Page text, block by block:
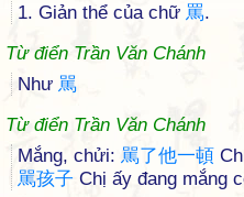
1. Giản thể của chữ 罵.
Từ điển Trần Văn Chánh
Như 駡
Từ điển Trần Văn Chánh
Mắng, chửi: 駡了他一頓
駡孩子 Chị ấy đang mắng